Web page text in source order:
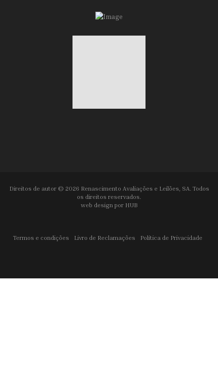
Direitos de autor © 2026 Renascimento Avaliações e Leilões, SA. Todos
os direitos reservados.
web design por HUB
Termos e condições Livro de Reclamações Política de Privacidade